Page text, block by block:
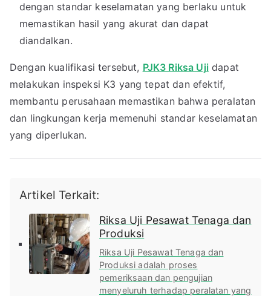
dengan standar keselamatan yang berlaku untuk
memastikan hasil yang akurat dan dapat
diandalkan.
Dengan kualifikasi tersebut, PJK3 Riksa Ujidapat
melakukan inspeksi K3 yang tepat dan efektif,
membantu perusahaan memastikan bahwa peralatan
dan lingkungan kerja memenuhi standar keselamatan
yang diperlukan.
Artikel Terkait:
Riksa Uji Pesawat Tenaga dan
Produksi
Riksa Uji Pesawat Tenaga dan
Produksi adalah proses
pemeriksaan dan pengujian
menyeluruh terhadap peralatan yang